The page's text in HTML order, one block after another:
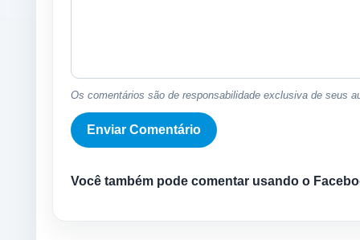
Os comentários são de responsabilidade exclusiva de seus
Você também pode comentar usando o